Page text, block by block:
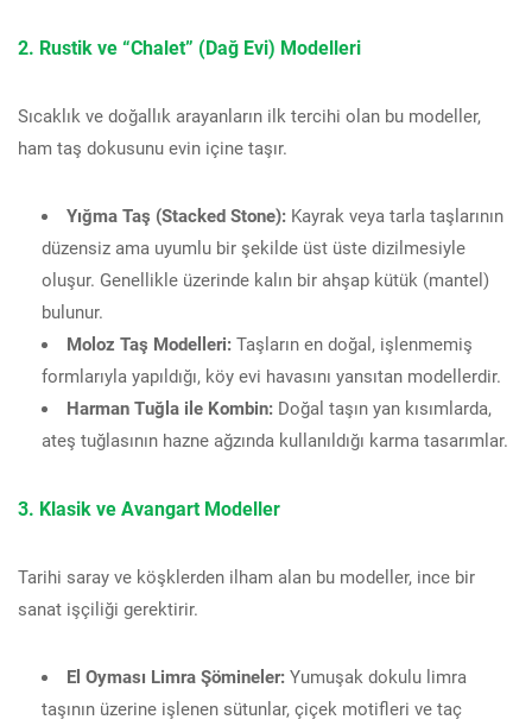
2. Rustik ve “Chalet” (Dağ Evi) Modelleri
Sıcaklık ve doğallık arayanların ilk tercihi olan bu modeller,
ham taş dokusunu evin içine taşır.
Yığma Taş (Stacked Stone): Kayrak veya tarla taşlarının
düzensiz ama uyumlu bir şekilde üst üste dizilmesiyle
oluşur. Genellikle üzerinde kalın bir ahşap kütük (mantel)
bulunur.
Moloz Taş Modelleri: Taşların en doğal, işlenmemiş
formlarıyla yapıldığı, köy evi havasını yansıtan modellerdir.
Harman Tuğla ile Kombin: Doğal taşın yan kısımlarda,
ateş tuğlasının hazne ağzında kullanıldığı karma tasarımlar.
3. Klasik ve Avangart Modeller
Tarihi saray ve köşklerden ilham alan bu modeller, ince bir
sanat işçiliği gerektirir.
El Oyması Limra Şömineler: Yumuşak dokulu limra
taşının üzerine işlenen sütunlar, çiçek motifleri ve taç